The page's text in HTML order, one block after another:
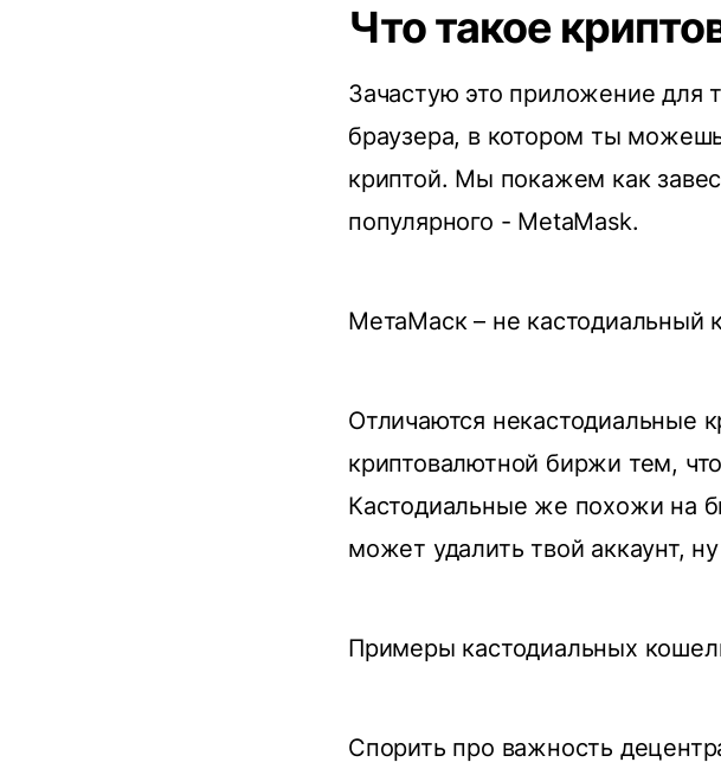
Что такое
Зачастую это приложение для
браузера, в котором ты
криптой. Мы покажем как
популярного - MetaMask.
МетаМаск – не кастодиальный
Отличаются некастодиальные
криптовалютной биржи тем,
Кастодиальные же похожи на
может удалить твой аккаунт,
Примеры кастодиальных
Спорить про важность